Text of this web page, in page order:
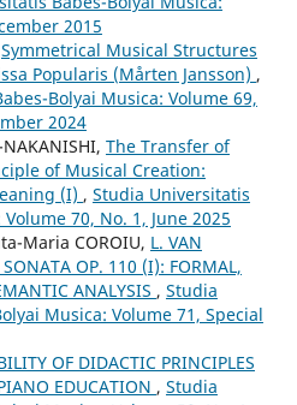
2015
Symmetrical Musical Structures
Popularis (Mårten Jansson) ,
Bolyai Musica: Volume 69,
2024
The Transfer of
of Musical Creation:
(I) , Studia Universitatis
70, No. 1, June 2025
Maria COROIU, L. VAN
OP. 110 (I): FORMAL,
ANALYSIS , Studia
Musica: Volume 71, Special
OF DIDACTIC PRINCIPLES
EDUCATION , Studia